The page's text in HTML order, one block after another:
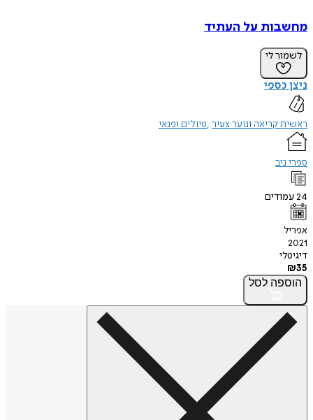
מחשבות על העתיד
לשמור לי
ניצן כספי
ראשית קריאה ונוער צעיר טיולים ופנאי
ספרי ניב
24עמודים
אפריל
2021
דיגיטלי
₪35
הוספה לסל